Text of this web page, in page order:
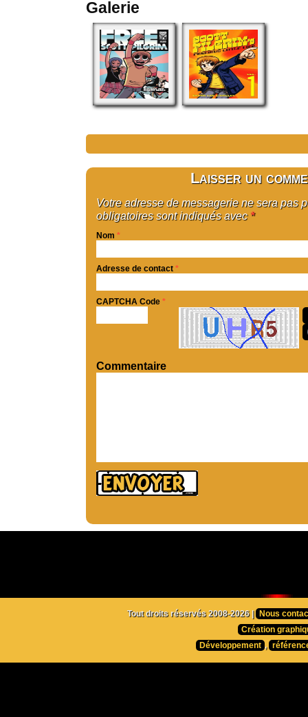
Galerie
Laisser un
Votre adresse de messagerie ne sera pas
obligatoires sont indiqués avec *
Nom *
Adresse de contact *
CAPTCHA Code *
Commentaire
Tout droits réservés 2008-2026 |
Nous
Création
Développement ,